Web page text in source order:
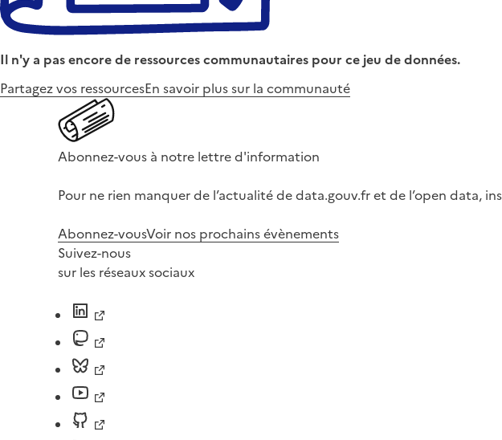
Il n'y a pas encore de ressources communautaires pour ce jeu de données.
Partagez vos ressourcesEn savoir plus sur la communauté
Abonnez-vous à notre lettre d'information
Pour ne rien manquer de l’actualité de data.gouv.fr et de l’open data,
Abonnez-vousVoir nos prochains évènements
Suivez-nous
sur les réseaux sociaux